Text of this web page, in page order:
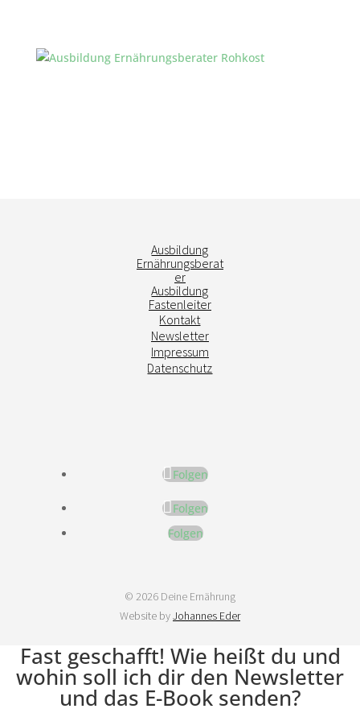
Ausbildung
Ernährungsberat
er
Ausbildung
Fastenleiter
Kontakt
Newsletter
Impressum
Datenschutz
Folgen
Folgen
Folgen
© 2026 Deine Ernährung
Website byJohannes Eder
Fast geschafft! Wie heißt du und
wohin soll ich dir den Newsletter
und das E-Book senden?